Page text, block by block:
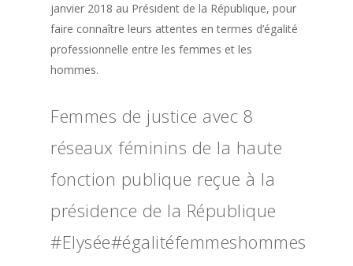
janvier 2018 au Président de la République, pour
faire connaître leurs attentes en termes d’égalité
professionnelle entre les femmes et les
hommes.
Femmes de justice avec 8
réseaux féminins de la haute
fonction publique reçue à la
présidence de la République
#Elysée#égalitéfemmeshommes